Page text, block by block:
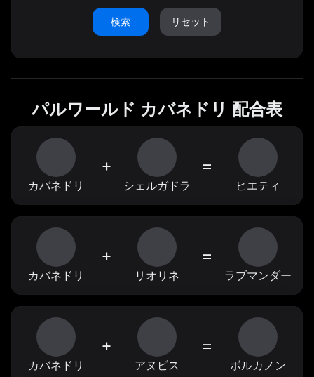
検索 リセット
パルワールド カバネドリ 配合表
カバネドリ
+
シェルガドラ
=
ヒエティ
カバネドリ
+
リオリネ
=
ラブマンダー
カバネドリ
+
アヌビス
=
ボルカノン